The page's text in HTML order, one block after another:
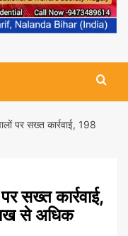
पर सख्त कार्रवाई, 198
सख्त कार्रवाई,
से अधिक